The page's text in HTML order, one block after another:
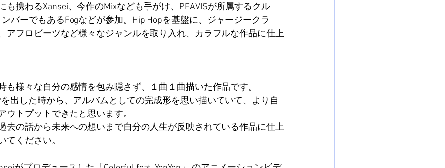
も携わるXansei、今作のMixなども手がけ、PEAVISが所属するクル
ンバーでもあるFogなどが参加。Hip Hopを基盤に、ジャージークラ
アフロビーツなど様々なジャンルを取り入れ、カラフルな作品に仕上
も様々な自分の感情を包み隠さず、１曲１曲描いた作品です。
出した時から、アルバムとしての完成形を思い描いていて、より自
ウトプットできたと思います。
去の話から未来への想いまで自分の人生が反映されている作品に仕上
てください。